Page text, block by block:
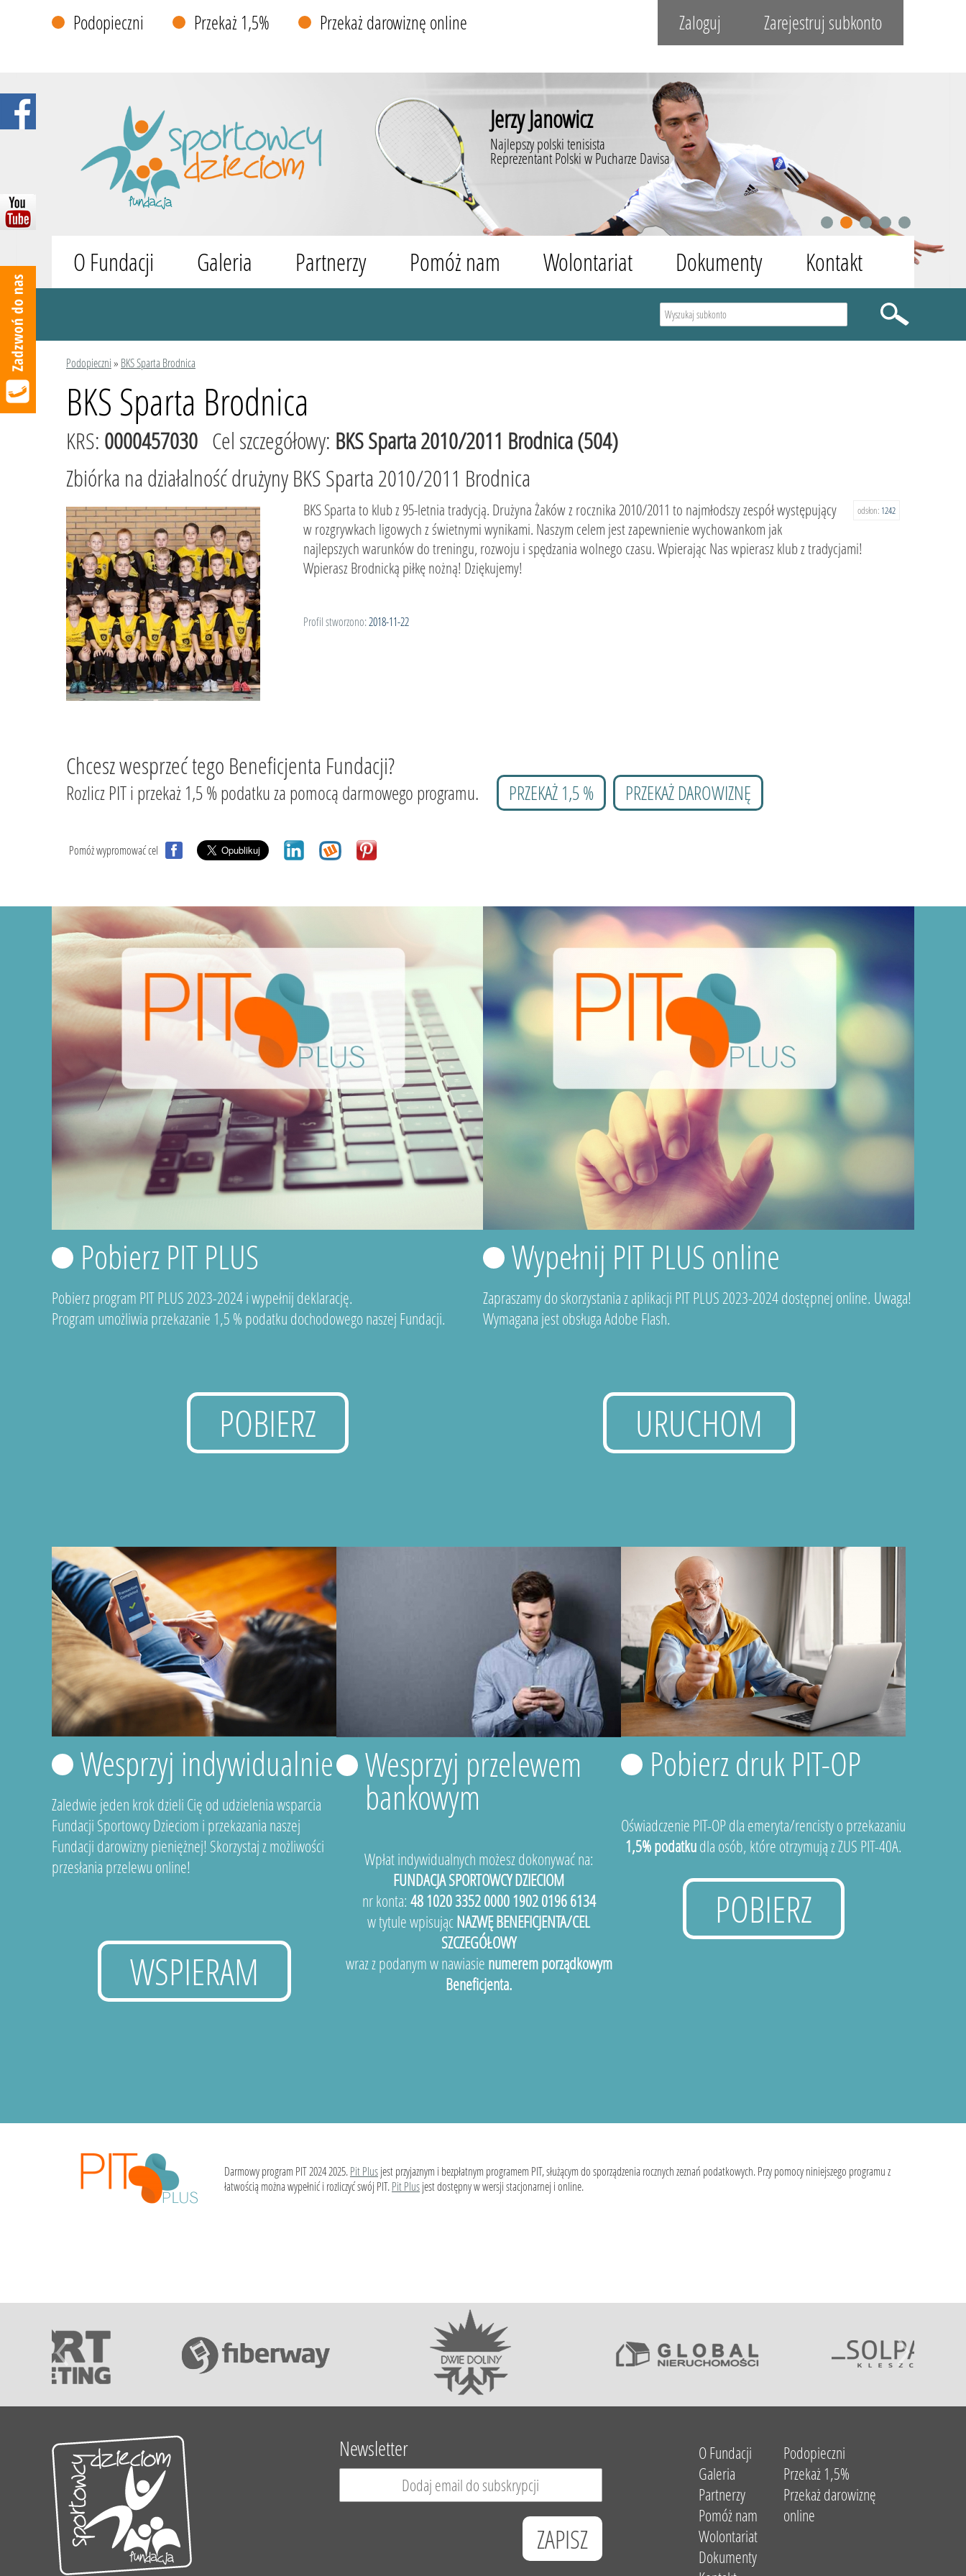
Podopieczni Przekaż 1,5% Przekaż darowiznę online Zaloguj Zarejestruj subkonto
Jerzy Janowicz
Najlepszy polski tenisista
Reprezentant Polski w Pucharze Davisa
1 2 3 4 5
O Fundacji Galeria Partnerzy Pomóż nam Wolontariat Dokumenty Kontakt
Podopieczni» BKS Sparta Brodnica
BKS Sparta Brodnica
KRS: 0000457030 Cel szczegółowy: BKS Sparta 2010/2011 Brodnica (504)
Zbiórka na działalność drużyny BKS Sparta 2010/2011 Brodnica
odsłon: 1242
BKS Sparta to klub z 95-letnia tradycją. Drużyna Żaków z rocznika 2010/2011 to najmłodszy zespół występujący
w rozgrywkach ligowych z świetnymi wynikami. Naszym celem jest zapewnienie wychowankom jak
najlepszych warunków do treningu, rozwoju i spędzania wolnego czasu. Wpierając Nas wpierasz klub z tradycjami!
Wpierasz Brodnicką piłkę nożną! Dziękujemy!
Profil stworzono: 2018-11-22
Chcesz wesprzeć tego Beneficjenta Fundacji?
Rozlicz PIT i przekaż 1,5 % podatku za pomocą darmowego programu. PRZEKAŻ 1,5 % PRZEKAŻ DAROWIZNĘ
Pomóż wypromować cel
Pobierz PIT PLUS
Pobierz program PIT PLUS 2023-2024 i wypełnij deklarację.
Program umożliwia przekazanie 1,5 % podatku dochodowego naszej Fundacji.
POBIERZ
Wypełnij PIT PLUS online
Zapraszamy do skorzystania z aplikacji PIT PLUS 2023-2024 dostępnej online. Uwaga!
Wymagana jest obsługa Adobe Flash.
URUCHOM
Wesprzyj indywidualnie
Zaledwie jeden krok dzieli Cię od udzielenia wsparcia
Fundacji Sportowcy Dzieciom i przekazania naszej
Fundacji darowizny pieniężnej! Skorzystaj z możliwości
przesłania przelewu online!
WSPIERAM
Wesprzyj przelewem
bankowym
Wpłat indywidualnych możesz dokonywać na:
FUNDACJA SPORTOWCY DZIECIOM
nr konta: 48 1020 3352 0000 1902 0196 6134
w tytule wpisującNAZWĘ BENEFICJENTA/CEL
SZCZEGÓŁOWY
wraz z podanym w nawiasie numerem porządkowym
Beneficjenta.
Pobierz druk PIT-OP
Oświadczenie PIT-OP dla emeryta/rencisty o przekazaniu
1,5% podatkudla osób, które otrzymują z ZUS PIT-40A.
POBIERZ
Darmowy program PIT 2024 2025.Pit Plusjest przyjaznym i bezpłatnym programem PIT, służącym do sporządzenia rocznych zeznań podatkowych. Przy pomocy niniejszego programu z
łatwością można wypełnić i rozliczyć swój PIT.Pit Plusjest dostępny w wersji stacjonarnej i online.
Newsletter
O Fundacji
Galeria
Partnerzy
Pomóż nam
Wolontariat
Dokumenty
Podopieczni
Przekaż 1,5%
Przekaż darowiznę
online